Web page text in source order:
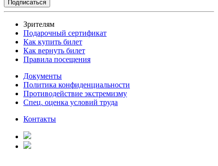
Зрителям
Подарочный сертификат
Как купить билет
Как вернуть билет
Правила посещения
Документы
Политика конфиденциальности
Противодействие экстремизму
Спец. оценка условий труда
Контакты